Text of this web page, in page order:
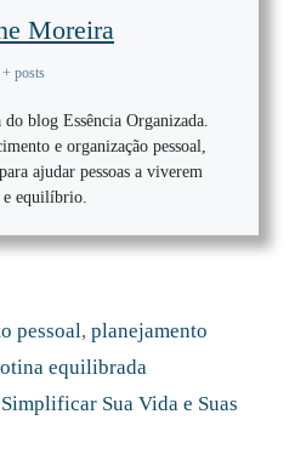
Moreira
+ posts
blog Essência Organizada.
e organização pessoal,
ajudar pessoas a viverem
e equilíbrio.
pessoal,planejamento
equilibrada
Sua Vida e Suas